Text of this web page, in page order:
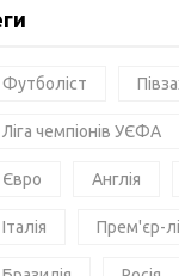
Футболіст
Ліга чемпіонів УЄФА
Євро Англія
Італія Прем'єр-